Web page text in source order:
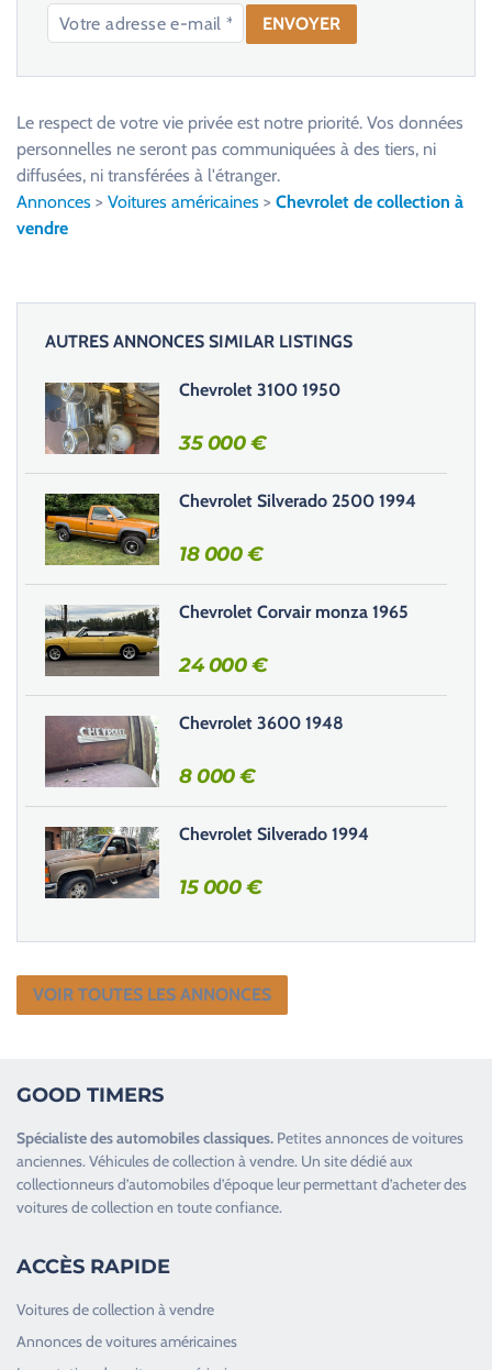
e
s
e
c
c
h
a
m
p
v
i
d
e
Le respect de votre vie privée est notre priorité. Vos données
personnelles ne seront pas communiquées à des tiers, ni
diffusées, ni transférées à l'étranger.
Annonces > Voitures américaines > Chevrolet de collection à
vendre
AUTRES ANNONCES SIMILAR LISTINGS
Chevrolet 3100 1950
35 000€
Chevrolet Silverado 2500 1994
18 000€
Chevrolet Corvair monza 1965
24 000€
Chevrolet 3600 1948
8 000€
Chevrolet Silverado 1994
15 000€
VOIR TOUTES LES ANNONCES
GOOD TIMERS
Spécialiste desautomobiles classiques. Petites annonces devoitures
anciennes.Véhicules de collection à vendre. Un site dédié aux
collectionneurs d’automobiles d’époque leur permettant d’acheter des
voitures de collection en toute confiance.
ACCÈS RAPIDE
Voitures de collection à vendre
Annonces de voitures américaines